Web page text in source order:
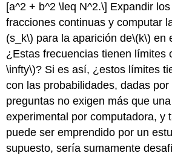
[a^2 + b^2 \leq N^2.\] Expandir
fracciones continuas y computar
(s_k\) para la aparición de\(k\) en
¿Estas frecuencias tienen límites
\infty\)? Si es así, ¿estos límites
con las probabilidades, dadas por
preguntas no exigen más que
experimental por computadora, y
puede ser emprendido por un
supuesto, sería sumamente